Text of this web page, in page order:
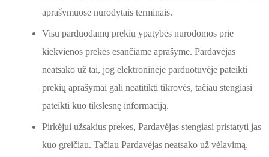
aprašymuose nurodytais terminais.
Visų parduodamų prekių ypatybės nurodomos prie
kiekvienos prekės esančiame aprašyme. Pardavėjas
neatsako už tai, jog elektroninėje parduotuvėje pateikti
prekių aprašymai gali neatitikti tikrovės, tačiau stengiasi
pateikti kuo tikslesnę informaciją.
Pirkėjui užsakius prekes, Pardavėjas stengiasi pristatyti jas
kuo greičiau. Tačiau Pardavėjas neatsako už vėlavimą,